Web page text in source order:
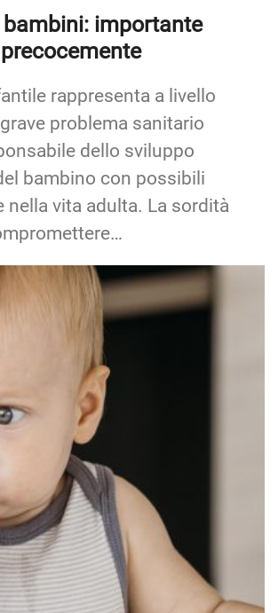
importante
rappresenta a livello
problema sanitario
dello sviluppo
bambino con possibili
nella vita adulta. La sordità